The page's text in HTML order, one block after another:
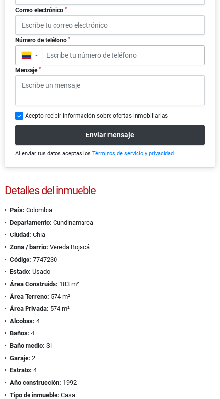
Correo electrónico *
Número de teléfono *
▼
Mensaje *
Acepto recibir información sobre ofertas inmobiliarias
Enviar mensaje
Al enviar tus datos aceptas los Términos de servicio y privacidad
Detalles del inmueble
País: Colombia
Departamento: Cundinamarca
Ciudad: Chia
Zona / barrio: Vereda Bojacá
Código: 7747230
Estado: Usado
Área Construida: 183 m²
Área Terreno: 574 m²
Área Privada: 574 m²
Alcobas: 4
Baños: 4
Baño medio: Si
Garaje: 2
Estrato: 4
Año construcción: 1992
Tipo de inmueble: Casa